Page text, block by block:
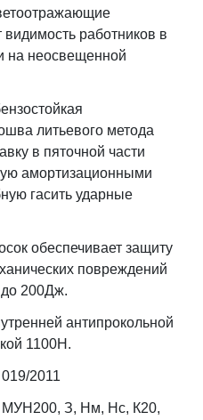
работников в
на неосвещенной
литьевого метода
в пяточной части
амортизационными
гасить ударные
обеспечивает защиту
повреждений
200Дж.
антипрокольной
1100Н.
2011
МУН200, З, Нм, Нс, К20,